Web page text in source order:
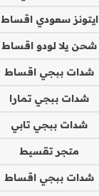
ايتونز سعودي اقساط
شحن يلا لودو اقساط
شدات ببجي اقساط
شدات ببجي تمارا
شدات ببجي تابي
متجر تقسيط
شدات ببجي اقساط